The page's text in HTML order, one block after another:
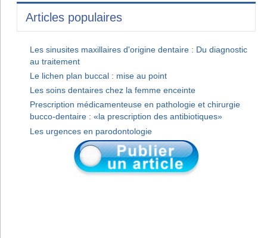
Articles populaires
Les sinusites maxillaires d'origine dentaire : Du diagnostic
au traitement
Le lichen plan buccal : mise au point
Les soins dentaires chez la femme enceinte
Prescription médicamenteuse en pathologie et chirurgie
bucco-dentaire : «la prescription des antibiotiques»
Les urgences en parodontologie